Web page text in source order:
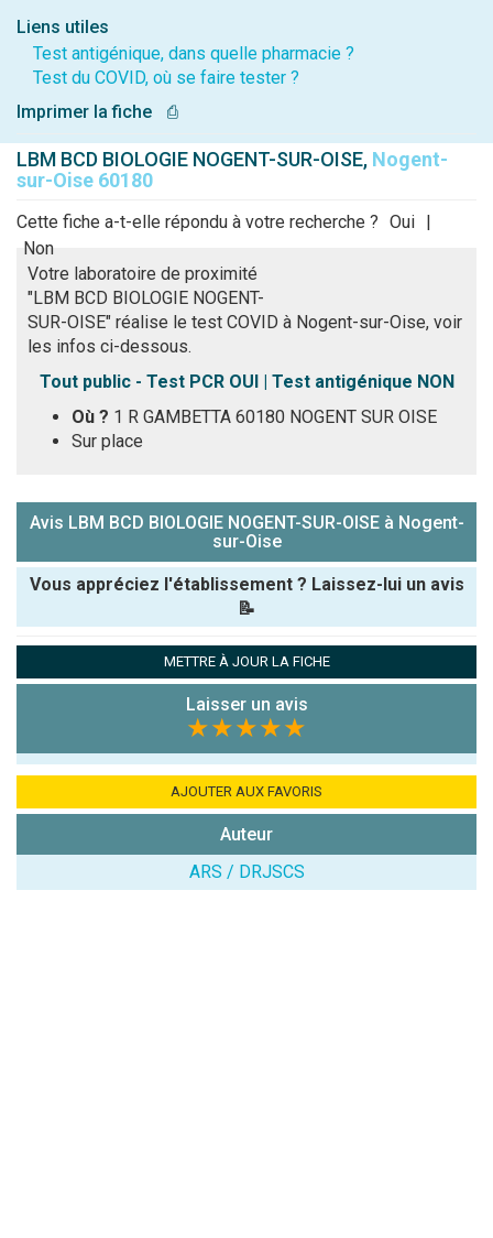
Liens utiles
Test antigénique, dans quelle pharmacie ?
Test du COVID, où se faire tester ?
Imprimer la fiche
⎙
LBM BCD BIOLOGIE NOGENT-SUR-OISE, Nogent-
sur-Oise 60180
Cette fiche a-t-elle répondu à votre recherche ? Oui |
Non
Votre laboratoire de proximité
"LBM BCD BIOLOGIE NOGENT-
SUR-OISE" réalise le test COVID à Nogent-sur-Oise, voir
les infos ci-dessous.
Tout public - Test PCR OUI | Test antigénique NON
Où ? 1 R GAMBETTA 60180 NOGENT SUR OISE
Sur place
Avis LBM BCD BIOLOGIE NOGENT-SUR-OISE à Nogent-
sur-Oise
Vous appréciez l'établissement ? Laissez-lui un avis
📝
Note que vous souhaitez attribuer :
Antispam -
7x4 (en
METTRE À JOUR LA FICHE
Laisser un avis
★★★★★
AJOUTER AUX FAVORIS
Auteur
ARS / DRJSCS